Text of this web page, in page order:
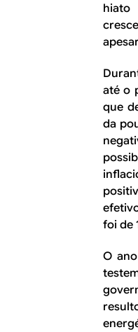
hiato
até o
que
da
foi de
O